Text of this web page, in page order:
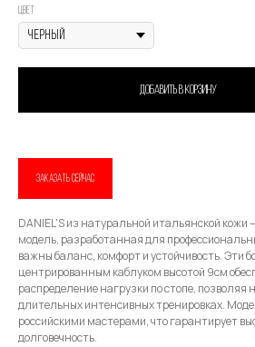
Привет! Дарим тебе -
покупку! Подпишись на
...и узнавай об
Email
Цвет
Добавить в корзину
ЗАКАЗАТЬ СЕЙЧАС
DANIEL'S из натуральной итальянской кожи
модель, разработанная для
важны баланс, комфорт и устойчивость. Эти
центрированным каблуком высотой 9см
распределение нагрузки по стопе, позволяя
длительных интенсивных тренировках.
российскими мастерами, что гарантирует
долговечность.